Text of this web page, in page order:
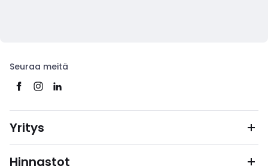
Seuraa meitä
Yritys
Hinnastot